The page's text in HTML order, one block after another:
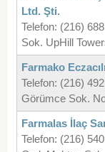
Ltd. Şti.
Telefon: (216)
Sok. UpHill
Farmako
Telefon: (216)
Görümce Sok.
Farmalas İlaç
Telefon: (216)